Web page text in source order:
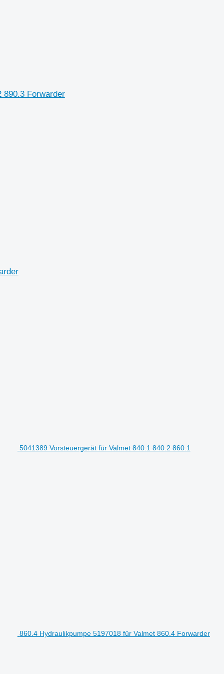
890.3 Forwarder
5041389 Vorsteuergerät für Valmet 840.1 840.2 860.1
860.4 Hydraulikpumpe 5197018 für Valmet 860.4 Forwarder